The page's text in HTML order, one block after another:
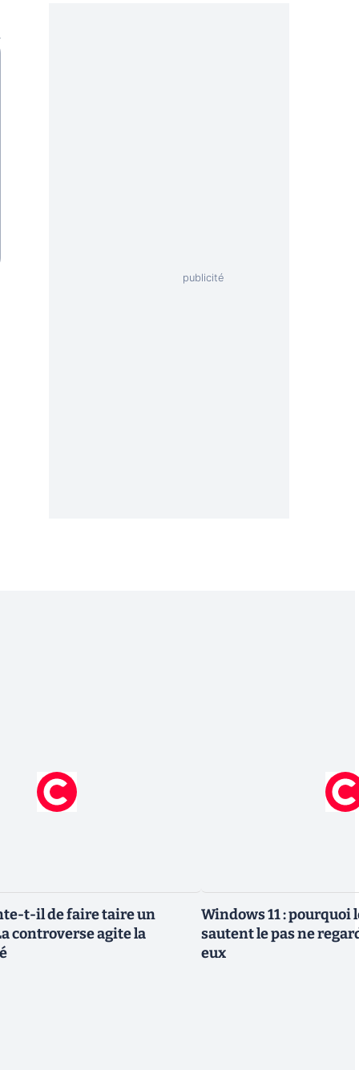
t-il de faire taire un
controverse agite la
Windows 11 : pourquoi
sautent le pas ne
eux